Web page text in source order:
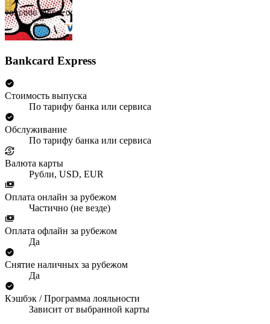
Bankcard Express
Стоимость выпуска
По тарифу банка или сервиса
Обслуживание
По тарифу банка или сервиса
Валюта карты
Рубли, USD, EUR
Оплата онлайн за рубежом
Частично (не везде)
Оплата офлайн за рубежом
Да
Снятие наличных за рубежом
Да
Кэшбэк / Программа лояльности
Зависит от выбранной карты